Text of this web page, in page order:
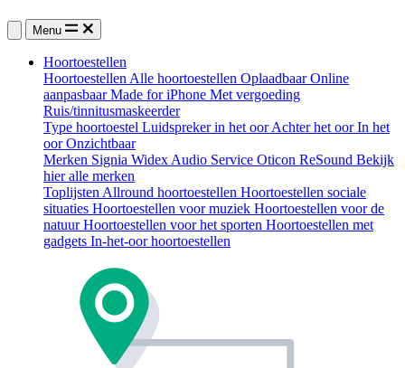
Menu
Hoortoestellen
HoortoestellenAlle hoortoestellen OplaadbaarOnline
aanpasbaarMade for iPhone Met vergoeding
Ruis/tinnitusmaskeerder
Type hoortoestel Luidspreker in het oorAchter het oorIn het
oorOnzichtbaar
Merken Signia WidexAudio Service Oticon ReSound Bekijk
hier alle merken
ToplijstenAllround hoortoestellen Hoortoestellen sociale
situaties Hoortoestellen voor muziek Hoortoestellen voor de
natuurHoortoestellen voor het sporten Hoortoestellen met
gadgets In-het-oor hoortoestellen